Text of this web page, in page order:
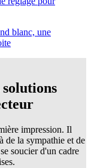
solutions
impression. Il
de la sympathie et de
soucier d'un cadre